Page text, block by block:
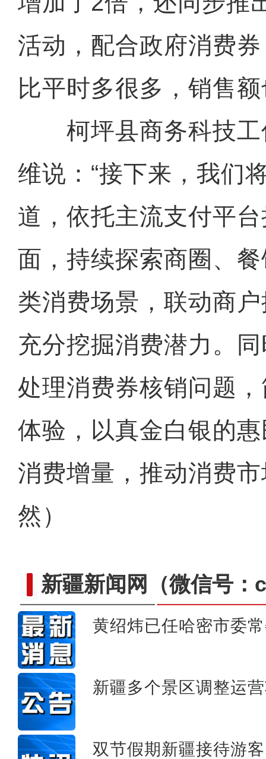
活动，配合政府消费
比平时多很多，销售
柯坪县商务科技工
维说：“接下来，我们
道，依托主流支付平
面，持续探索商圈、
类消费场景，联动商
充分挖掘消费潜力。
处理消费券核销问题
体验，以真金白银的
消费增量，推动消费
然）
新疆新闻网 （微信号
黄绍炜已任哈密市委
新疆多个景区调整运
双节假期新疆接待游